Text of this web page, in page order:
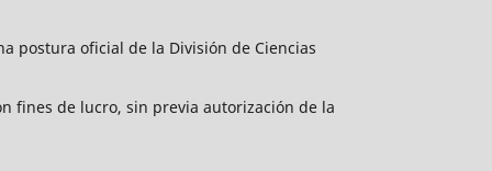
postura oficial de la División de Ciencias
fines de lucro, sin previa autorización de la